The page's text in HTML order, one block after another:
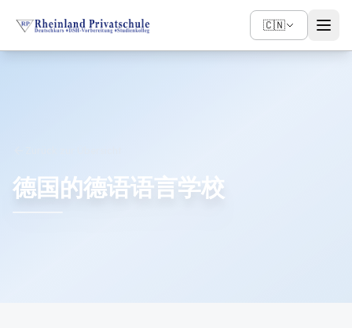
🇨🇳
德国的德语语言学校